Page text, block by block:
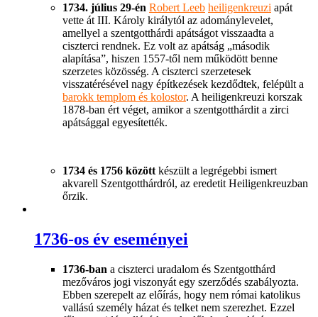
1734. július 29-én Robert Leeb heiligenkreuzi apát
vette át III. Károly királytól az adománylevelet,
amellyel a szentgotthárdi apátságot visszaadta a
ciszterci rendnek. Ez volt az apátság „második
alapítása”, hiszen 1557-től nem működött benne
szerzetes közösség. A ciszterci szerzetesek
visszatérésével nagy építkezések kezdődtek, felépült a
barokk templom és kolostor. A heiligenkreuzi korszak
1878-ban ért véget, amikor a szentgotthárdit a zirci
apátsággal egyesítették.
1734 és 1756 között készült a legrégebbi ismert
akvarell Szentgotthárdról, az eredetit Heiligenkreuzban
őrzik.
1736-os év eseményei
1736-ban a ciszterci uradalom és Szentgotthárd
mezőváros jogi viszonyát egy szerződés szabályozta.
Ebben szerepelt az előírás, hogy nem római katolikus
vallású személy házat és telket nem szerezhet. Ezzel